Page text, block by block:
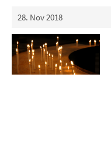
28. Nov 2018